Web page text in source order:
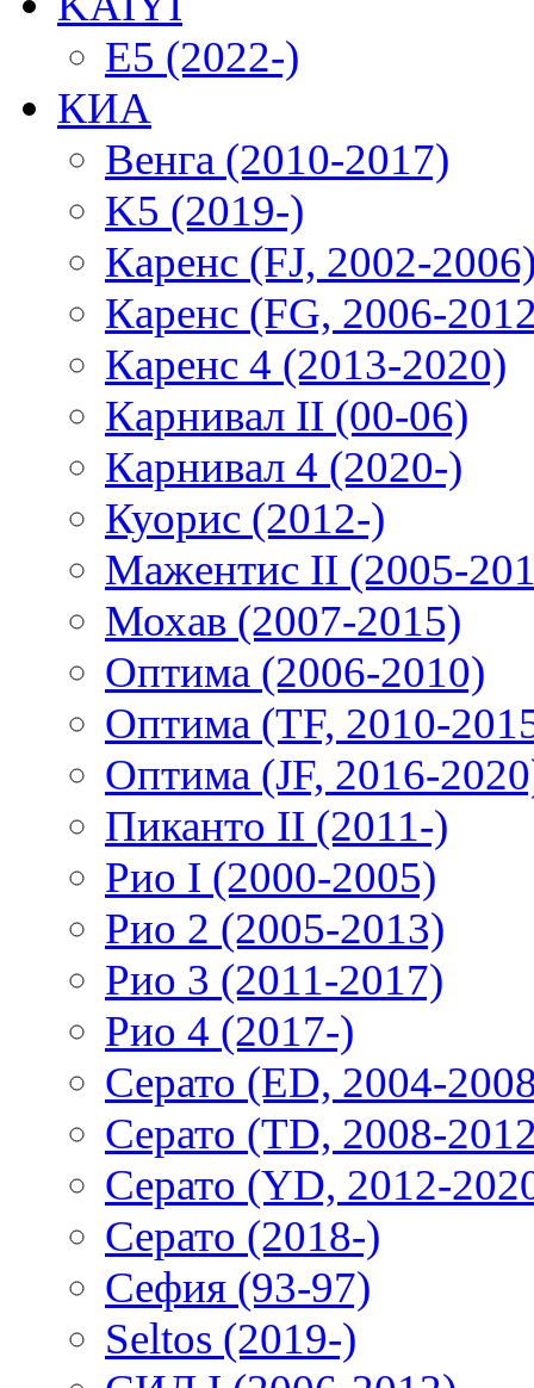
E5 (2022-)
КИА
Венга (2010-2017)
K5 (2019-)
Каренс (FJ, 2002-
Каренс (FG, 2006-
Каренс 4 (2013-2020)
Карнивал II (00-06)
Карнивал 4 (2020-)
Куорис (2012-)
Мажентис II (2005-
Мохав (2007-2015)
Оптима (2006-2010)
Оптима (TF, 2010-
Оптима (JF, 2016-
Пиканто II (2011-)
Рио I (2000-2005)
Рио 2 (2005-2013)
Рио 3 (2011-2017)
Рио 4 (2017-)
Серато (ED, 2004-
Серато (TD, 2008-
Серато (YD, 2012-
Серато (2018-)
Сефия (93-97)
Seltos (2019-)